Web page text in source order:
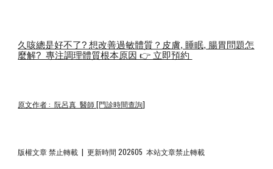
久咳總是好不了? 想改善過敏體質？皮膚, 睡眠, 腸胃問題怎
麼解? 專注調理體質根本原因 👉 立即預約
原文作者 : 阮呂真 醫師 [門診時間查詢]
版權文章 禁止轉載 | 更新時間 202605 本站文章禁止轉載